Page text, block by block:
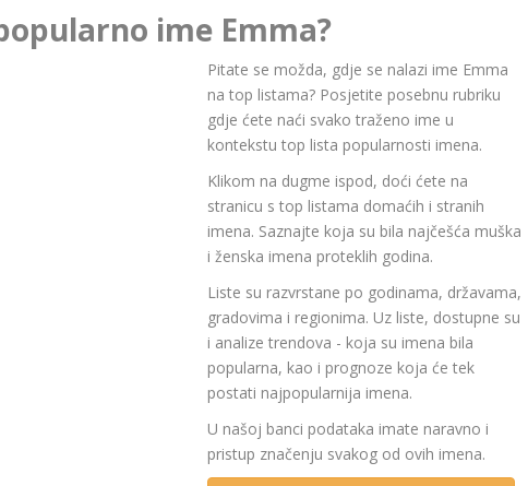
ime Emma?
Pitate se možda, gdje se nalazi ime Emma
na top listama? Posjetite posebnu rubriku
gdje ćete naći svako traženo ime u
kontekstu top lista popularnosti imena.
Klikom na dugme ispod, doći ćete na
stranicu s top listama domaćih i stranih
imena. Saznajte koja su bila najčešća muška
i ženska imena proteklih godina.
Liste su razvrstane po godinama, državama,
gradovima i regionima. Uz liste, dostupne su
i analize trendova - koja su imena bila
popularna, kao i prognoze koja će tek
postati najpopularnija imena.
U našoj banci podataka imate naravno i
pristup značenju svakog od ovih imena.